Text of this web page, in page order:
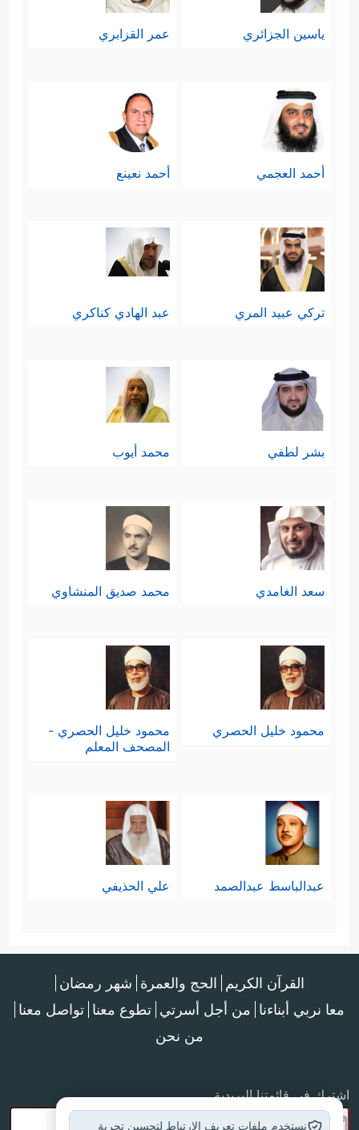
ياسين الجزائري عمر القزابري
أحمد العجمي أحمد نعينع
تركي عبيد المري عبد الهادي كناكري
بشر لطفي محمد أيوب
سعد الغامدي محمد صديق المنشاوي
محمود خليل الحصري
محمود خليل الحصري -
المصحف المعلم
عبدالباسط عبدالصمد علي الحذيفي
القرآن الكريم الحج والعمرة شهر رمضان
معا نربي أبناءنا من أجل أسرتي تطوع معنا تواصل معنا
من نحن
اشترك في قائمتنا البريدية
نستخدم ملفات تعريف الارتباط لتحسين تجربة